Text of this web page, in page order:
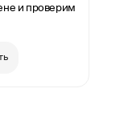
и проверим